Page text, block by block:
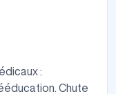
:
Chute